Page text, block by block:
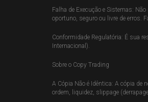
Falha de Execução e Sistemas:
oportuno, seguro ou livre de erros.
Conformidade Regulatória: É sua
Internacional).
Sobre o Copy Trading
A Cópia Não é Idêntica: A cópia de
ordem, liquidez, slippage